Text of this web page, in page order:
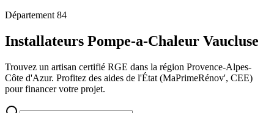
Département 84
Installateurs Pompe-a-Chaleur Vaucluse
Trouvez un artisan certifié RGE dans la région Provence-Alpes-
Côte d'Azur. Profitez des aides de l'État (MaPrimeRénov', CEE)
pour financer votre projet.